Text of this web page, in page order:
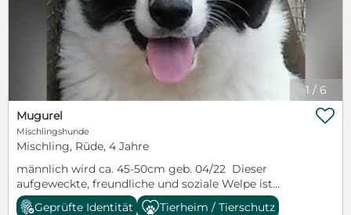
1 / 6
Mugurel
Mischlingshunde
Mischling, Rüde, 4 Jahre
männlich wird ca. 45-50cm geb. 04/22 Dieser
aufgeweckte, freundliche und soziale Welpe ist
Mugurel. Mugurel wurde mit seiner Schwester, an

Geprüfte Identität Tierheim / Tierschutz